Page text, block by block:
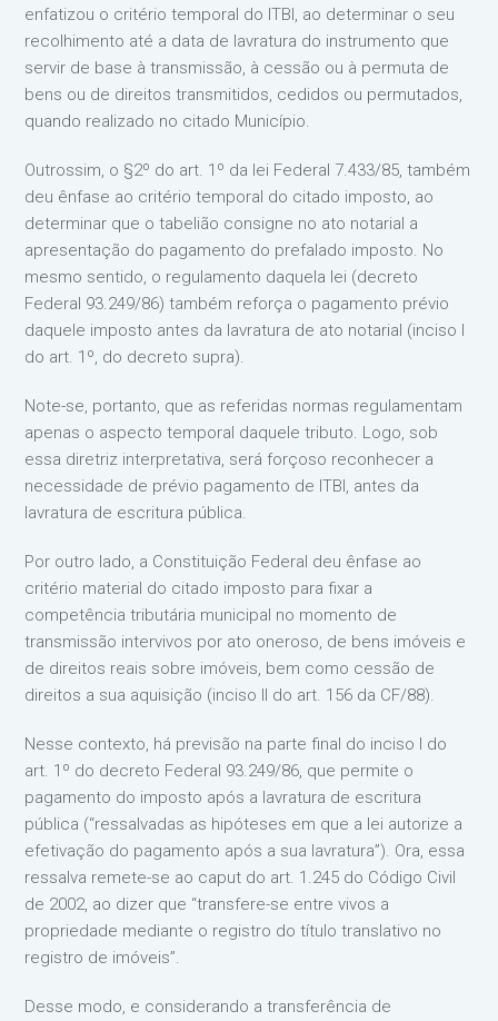
enfatizou o critério temporal do ITBI, ao determinar o seu
recolhimento até a data de lavratura do instrumento que
servir de base à transmissão, à cessão ou à permuta de
bens ou de direitos transmitidos, cedidos ou permutados,
quando realizado no citado Município.
Outrossim, o §2º do art. 1º da lei Federal 7.433/85, também
deu ênfase ao critério temporal do citado imposto, ao
determinar que o tabelião consigne no ato notarial a
apresentação do pagamento do prefalado imposto. No
mesmo sentido, o regulamento daquela lei (decreto
Federal 93.249/86) também reforça o pagamento prévio
daquele imposto antes da lavratura de ato notarial (inciso I
do art. 1º, do decreto supra).
Note-se, portanto, que as referidas normas regulamentam
apenas o aspecto temporal daquele tributo. Logo, sob
essa diretriz interpretativa, será forçoso reconhecer a
necessidade de prévio pagamento de ITBI, antes da
lavratura de escritura pública.
Por outro lado, a Constituição Federal deu ênfase ao
critério material do citado imposto para fixar a
competência tributária municipal no momento de
transmissão intervivos por ato oneroso, de bens imóveis e
de direitos reais sobre imóveis, bem como cessão de
direitos a sua aquisição (inciso II do art. 156 da CF/88).
Nesse contexto, há previsão na parte final do inciso I do
art. 1º do decreto Federal 93.249/86, que permite o
pagamento do imposto após a lavratura de escritura
pública (“ressalvadas as hipóteses em que a lei autorize a
efetivação do pagamento após a sua lavratura”). Ora, essa
ressalva remete-se ao caput do art. 1.245 do Código Civil
de 2002, ao dizer que “transfere-se entre vivos a
propriedade mediante o registro do título translativo no
registro de imóveis”.
Desse modo, e considerando a transferência de